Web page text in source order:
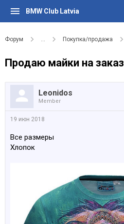
BMW Club Latvia
Форум ... Покупка/продажа
Продаю майки на заказ
Leonidos
Member
19 июн 2018
Все размеры
Хлопок